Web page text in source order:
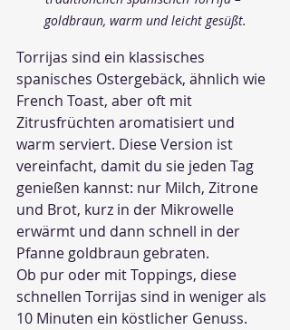
goldbraun, warm und leicht gesüßt.
Torrijas sind ein klassisches
spanisches Ostergebäck, ähnlich wie
French Toast, aber oft mit
Zitrusfrüchten aromatisiert und
warm serviert. Diese Version ist
vereinfacht, damit du sie jeden Tag
genießen kannst: nur Milch, Zitrone
und Brot, kurz in der Mikrowelle
erwärmt und dann schnell in der
Pfanne goldbraun gebraten.
Ob pur oder mit Toppings, diese
schnellen Torrijas sind in weniger als
10 Minuten ein köstlicher Genuss.